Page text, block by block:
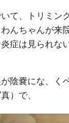
いて、トリミン
んちゃんが来
症は見られな
陰嚢にな、く
）で、